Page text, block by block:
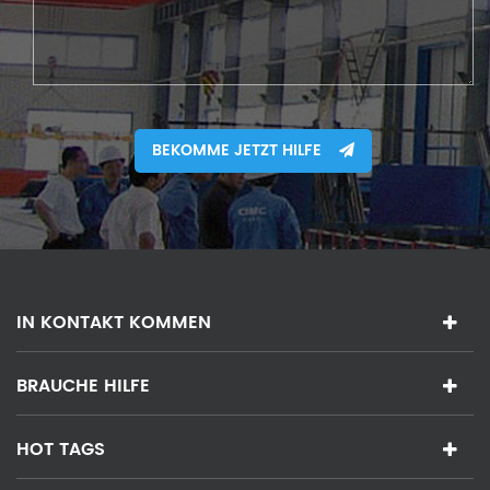
BEKOMME JETZT HILFE
IN KONTAKT KOMMEN
BRAUCHE HILFE
HOT TAGS